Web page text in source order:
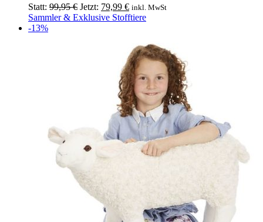
Statt: 99,95€ Ursprünglicher
Preis
Jetzt: 79,99 €Aktueller
Preis
inkl. MwSt
Sammler & Exklusive Stofftiere
-13%